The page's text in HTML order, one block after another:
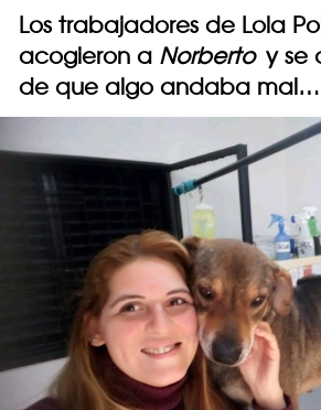
Los trabajadores de Lola
acogieron a Norberto y se
de que algo andaba mal…